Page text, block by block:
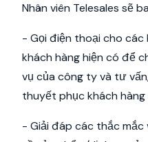
Nhân viên Telesales sẽ
- Gọi điện thoại cho các
khách hàng hiện có để
vụ của công ty và tư
thuyết phục khách hàng
- Giải đáp các thắc mắc